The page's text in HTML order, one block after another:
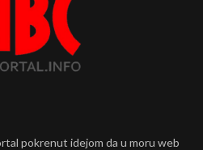
pokrenut idejom da u moru web